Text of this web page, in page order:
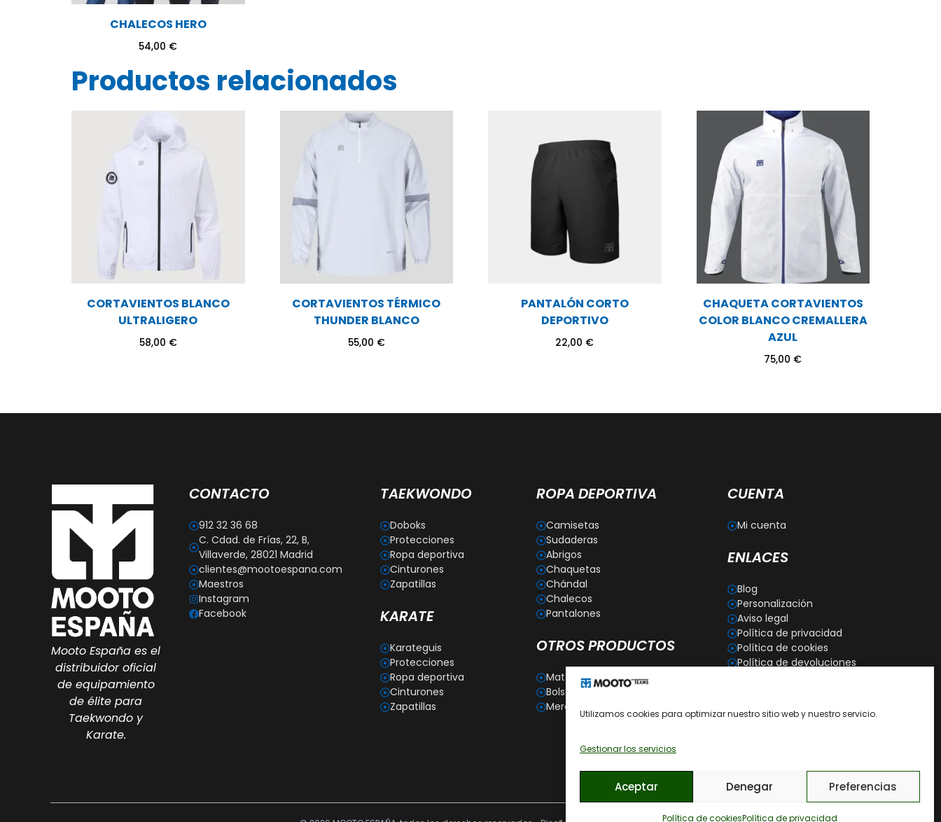
Utilizamos cookies para optimizar nuestro sitio web y nuestro servicio.
Gestionar los servicios
Aceptar Denegar Preferencias
Política de cookiesPolítica de privacidad
CHALECOS HERO
54,00 €
Productos relacionados
CORTAVIENTOS BLANCO
ULTRALIGERO
58,00 €
CORTAVIENTOS TÉRMICO
THUNDER BLANCO
55,00 €
PANTALÓN CORTO
DEPORTIVO
22,00 €
CHAQUETA CORTAVIENTOS
COLOR BLANCO CREMALLERA
AZUL
75,00 €
Mooto España es el
distribuidor oficial
de equipamiento
de élite para
Taekwondo y
Karate.
CONTACTO
912 32 36 68
C. Cdad. de Frías, 22, B,
Villaverde, 28021 Madrid
clientes@mootoespana.com
Maestros
Instagram
Facebook
TAEKWONDO
Doboks
Protecciones
Ropa deportiva
Cinturones
Zapatillas
KARATE
Karateguis
Protecciones
Ropa deportiva
Cinturones
Zapatillas
ROPA DEPORTIVA
Camisetas
Sudaderas
Abrigos
Chaquetas
Chándal
Chalecos
Pantalones
OTROS PRODUCTOS
Material para entrenamiento
Bolsas deportivas
Merchandising
CUENTA
Mi cuenta
ENLACES
Blog
Personalización
Aviso legal
Política de privacidad
Política de cookies
Política de devoluciones
lavar las prendas